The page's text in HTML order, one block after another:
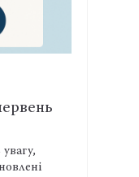
Вадима
Національної
України та Ради